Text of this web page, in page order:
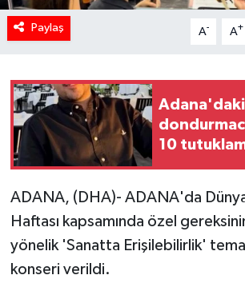
Paylaş A- A+
Adana'daki
10
ADANA, (DHA)- ADANA'da
Haftası kapsamında özel
yönelik 'Sanatta Erişilebilirlik'
konseri verildi.